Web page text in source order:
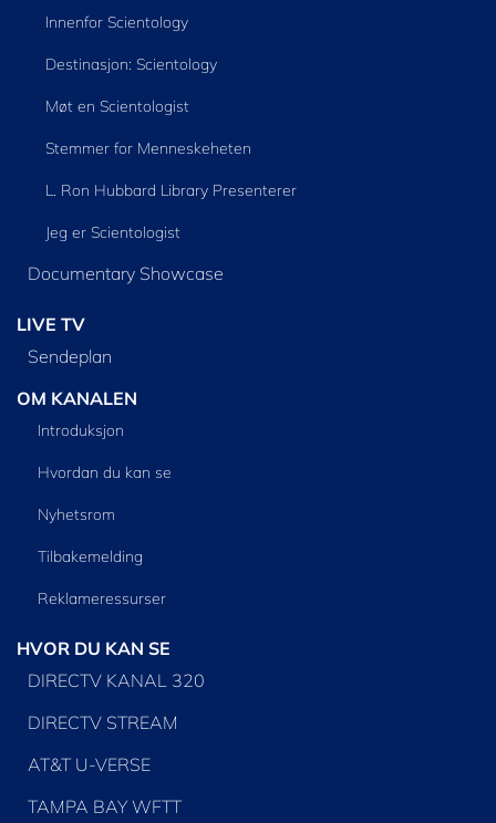
Innenfor Scientology
Destinasjon: Scientology
Møt en Scientologist
Stemmer for Menneskeheten
L. Ron Hubbard Library Presenterer
Jeg er Scientologist
Documentary Showcase
LIVE TV
Sendeplan
OM KANALEN
Introduksjon
Hvordan du kan se
Nyhetsrom
Tilbakemelding
Reklameressurser
HVOR DU KAN SE
DIRECTV KANAL 320
DIRECTV STREAM
AT&T U-VERSE
TAMPA BAY WFTT